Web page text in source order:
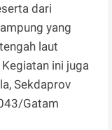
dari
yang
laut
ini juga
Sekdaprov
Gatam